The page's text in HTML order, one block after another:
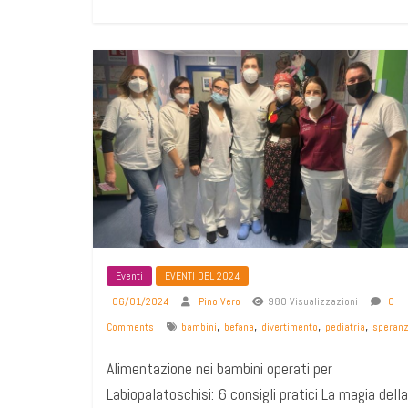
Eventi
EVENTI DEL 2024
06/01/2024
Pino Vero 980 Visualizzazioni
0
Comments
bambini, befana, divertimento, pediatria,
Alimentazione nei bambini operati per
Labiopalatoschisi: 6 consigli pratici La magia della